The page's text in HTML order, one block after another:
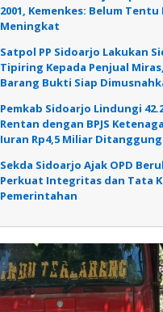
2001, Kemenkes: Belum
Meningkat
Satpol PP Sidoarjo Lakukan
Tipiring Kepada Penjual
Barang Bukti Siap
Pemkab Sidoarjo Lindungi
Rentan dengan BPJS
Iuran Rp4,5 Miliar Ditanggung
Sekda Sidoarjo Ajak OPD
Perkuat Integritas dan Tata
Pemerintahan